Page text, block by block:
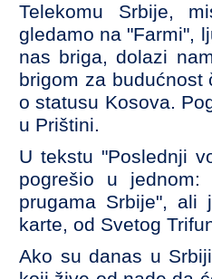
Telekomu Srbije,
gledamo na "Farmi",
nas briga, dolazi
brigom za budućnost
o statusu Kosova.
u Prištini.
U tekstu "Poslednji
pogrešio u
prugama Srbije", ali
karte, od Svetog
Ako su danas u